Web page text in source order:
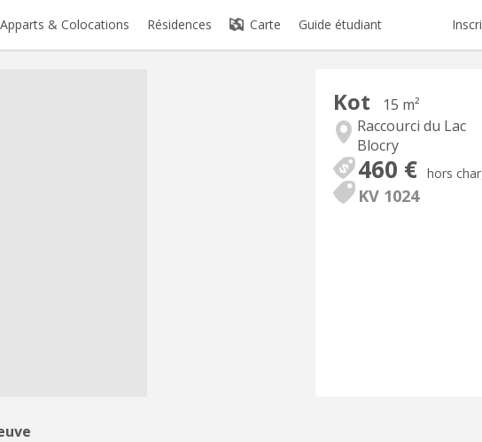
Apparts & Colocations Résidences Carte Guide étudiant
Kot
15 m²
Raccourci du Lac
Blocry
460 € hors
KV 1024